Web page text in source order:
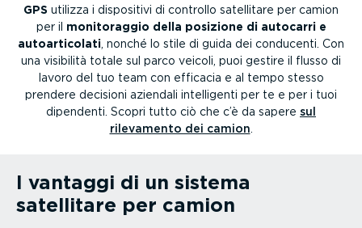
GPS utilizza i dispositivi di controllo satellitare per camion
per il monito­raggio della posizione di autocarri e
autoar­ti­colati , nonché lo stile di guida dei conducenti. Con
una visibilità totale sul parco veicoli, puoi gestire il flusso di
lavoro del tuo team con efficacia e al tempo stesso
prendere decisioni aziendali intel­li­genti per te e per i tuoi
dipendenti. Scopri tutto ciò che c’è da sapere sul
rilevamento dei camion
I vantaggi di un sistema
satellitare per camion